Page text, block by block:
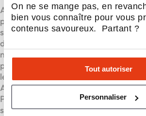
On ne se mange pas, en
bien vous connaître pour vous
contenus savoureux. Partant ?
Tout autoriser
Personnaliser
Action Sport Physio est un réseau de
physiothérapeutiques réputé qui
soins de qualité à tous ses clients.
dans le domaine de la médecine
nombreux partenariats avec des
professionnelles, l’enseigne se
leader sur le marché de la
Avec une approche centrée sur le
Physio s’efforce de démocratiser
santé, quelles que soient les attentes